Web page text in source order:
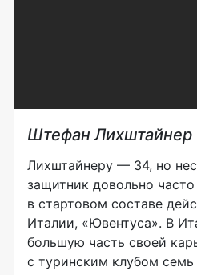
Штефан Лихштайнер
Лихштайнеру — 34, но
защитник довольно часто
в стартовом составе
Италии, «Ювентуса». В
большую часть своей
с туринским клубом